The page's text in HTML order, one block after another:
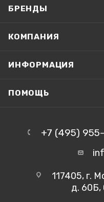
БРЕНДЫ
КОМПАНИЯ
ИНФОРМАЦИЯ
ПОМОЩЬ
+7 (495)
117405, г.
д. 60Б,